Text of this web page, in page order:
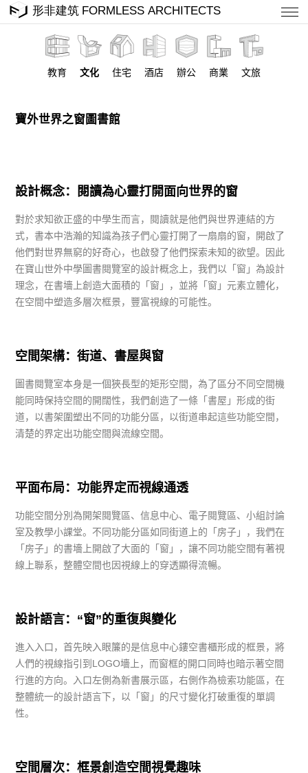
教育 文化 住宅 酒店 辦公 商業 文旅
寶外世界之窗圖書館
設計概念：閱讀為心靈打開面向世界的窗
對於求知欲正盛的中學生而言，閱讀就是他們與世界連結的方
式，書本中浩瀚的知識為孩子們心靈打開了一扇扇的窗，開啟了
他們對世界無窮的好奇心，也啟發了他們探索未知的欲望。因此
在寶山世外中學圖書閱覽室的設計概念上，我們以「窗」為設計
理念，在書墻上創造大面積的「窗」，並將「窗」元素立體化，
在空間中塑造多層次框景，豐富視線的可能性。
空間架構：街道、書屋與窗
圖書閱覽室本身是一個狹長型的矩形空間，為了區分不同空間機
能同時保持空間的開闊性，我們創造了一條「書屋」形成的街
道，以書架圍塑出不同的功能分區，以街道串起這些功能空間，
清楚的界定出功能空間與流線空間。
平面布局：功能界定而視線通透
功能空間分別為開架閱覽區、信息中心、電子閱覽區、小組討論
室及教學小課堂。不同功能分區如同街道上的「房子」，我們在
「房子」的書墻上開啟了大面的「窗」，讓不同功能空間有著視
線上聯系，整體空間也因視線上的穿透顯得流暢。
設計語言：“窗”的重復與變化
進入入口，首先映入眼簾的是信息中心鏤空書櫃形成的框景，將
人們的視線指引到LOGO墻上，而窗框的開口同時也暗示著空間
行進的方向。入口左側為新書展示區，右側作為檢索功能區，在
整體統一的設計語言下，以「窗」的尺寸變化打破重復的單調
性。
空間層次：框景創造空間視覺趣味